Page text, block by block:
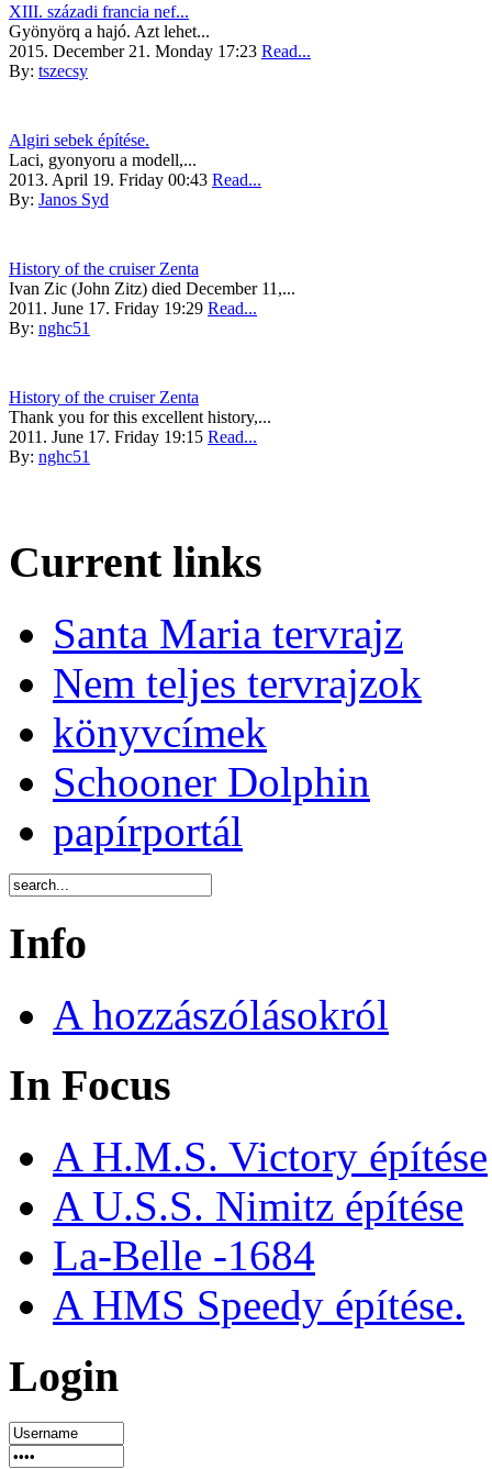
XIII. századi francia nef...
Gyönyörq a hajó. Azt lehet...
2015. December 21. Monday 17:23 Read...
By: tszecsy
Algiri sebek építése.
Laci, gyonyoru a modell,...
2013. April 19. Friday 00:43 Read...
By: Janos Syd
History of the cruiser Zenta
Ivan Zic (John Zitz) died December 11,...
2011. June 17. Friday 19:29 Read...
By: nghc51
History of the cruiser Zenta
Thank you for this excellent history,...
2011. June 17. Friday 19:15 Read...
By: nghc51
Current links
Santa Maria tervrajz
Nem teljes tervrajzok
könyvcímek
Schooner Dolphin
papírportál
Info
A hozzászólásokról
In Focus
A H.M.S. Victory építése
A U.S.S. Nimitz építése
La-Belle -1684
A HMS Speedy építése.
Login